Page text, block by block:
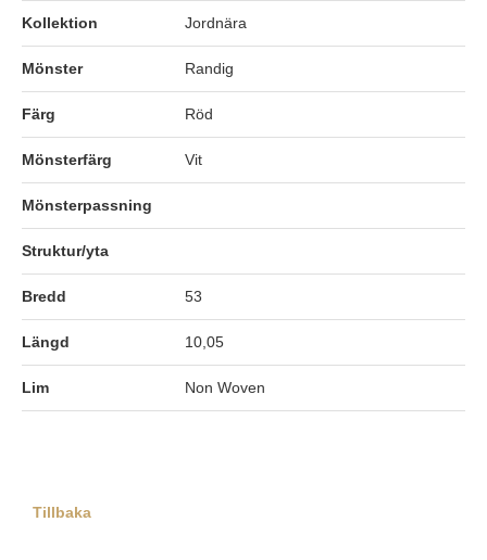
Kollektion Jordnära
Mönster Randig
Färg Röd
Mönsterfärg Vit
Mönsterpassning
Struktur/yta
Bredd 53
Längd 10,05
Lim Non Woven
Tillbaka